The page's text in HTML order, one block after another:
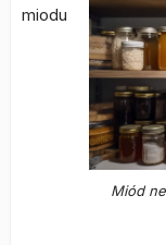
Miód
miodu